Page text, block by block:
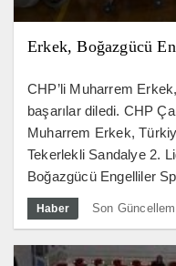
Erkek, Boğazgücü
CHP’li Muharrem
başarılar diledi. CHP
Muharrem Erkek,
Tekerlekli Sandalye 2.
Boğazgücü Engelliler
Haber Son